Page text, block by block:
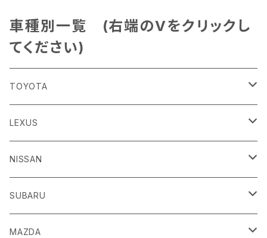
車種別一覧 (右端のVをクリックし
てください)
TOYOTA
86
H24/4～R3/8 ZN6
GR86
R3/10～ ZN8
ｂＢ
H17/12～H28/8 20系
ｂZ４X
LEXUS
ＣＴ
H23/1～R4/11
ＥＳ
H30/10～
ＧＳ
NISSAN
ＡＤ
H18/12～ Y12
ＧＴ－Ｒ
SUBARU
ＢＲＺ
MAZDA